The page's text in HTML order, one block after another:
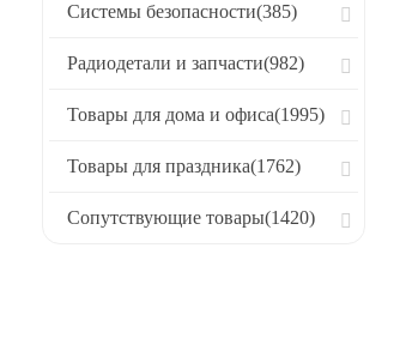
Системы безопасности(385)
Радиодетали и запчасти(982)
Товары для дома и офиса(1995)
Товары для праздника(1762)
Сопутствующие товары(1420)